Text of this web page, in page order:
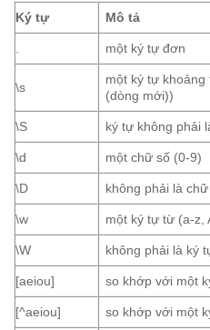
Ký tự Mô tả
một ký tự đơn
\s
một ký tự khoảng
(dòng mới))
\S ký tự không phải
\d một chữ số (0-9)
\D không phải là
\w một ký tự từ (a-z,
\W không phải là ký
[aeiou] so khớp với một
[^aeiou] so khớp với một